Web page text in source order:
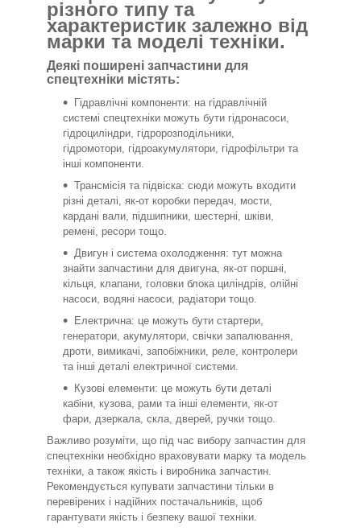
різного типу та
характеристик залежно від
марки та моделі техніки.
Деякі поширені запчастини для
спецтехніки містять:
Гідравлічні компоненти: на гідравлічній
системі спецтехніки можуть бути гідронасоси,
гідроциліндри, гідророзподільники,
гідромотори, гідроакумулятори, гідрофільтри та
інші компоненти.
Трансмісія та підвіска: сюди можуть входити
різні деталі, як-от коробки передач, мости,
кардані вали, підшипники, шестерні, шківи,
ремені, ресори тощо.
Двигун і система охолодження: тут можна
знайти запчастини для двигуна, як-от поршні,
кільця, клапани, головки блока циліндрів, олійні
насоси, водяні насоси, радіатори тощо.
Електрична: це можуть бути стартери,
генератори, акумулятори, свічки запалювання,
дроти, вимикачі, запобіжники, реле, контролери
та інші деталі електричної системи.
Кузові елементи: це можуть бути деталі
кабіни, кузова, рами та інші елементи, як-от
фари, дзеркала, скла, дверей, ручки тощо.
Важливо розуміти, що під час вибору запчастин для
спецтехніки необхідно враховувати марку та модель
техніки, а також якість і виробника запчастин.
Рекомендується купувати запчастини тільки в
перевірених і надійних постачальників, щоб
гарантувати якість і безпеку вашої техніки.